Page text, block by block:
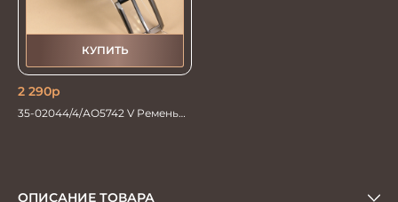
КУПИТЬ
2 290р
35-02044/4/АО5742 V Ремень
ОПИСАНИЕ ТОВАРА